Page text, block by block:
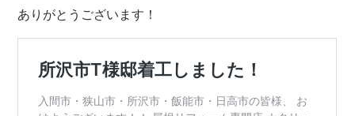
ありがとうございます！